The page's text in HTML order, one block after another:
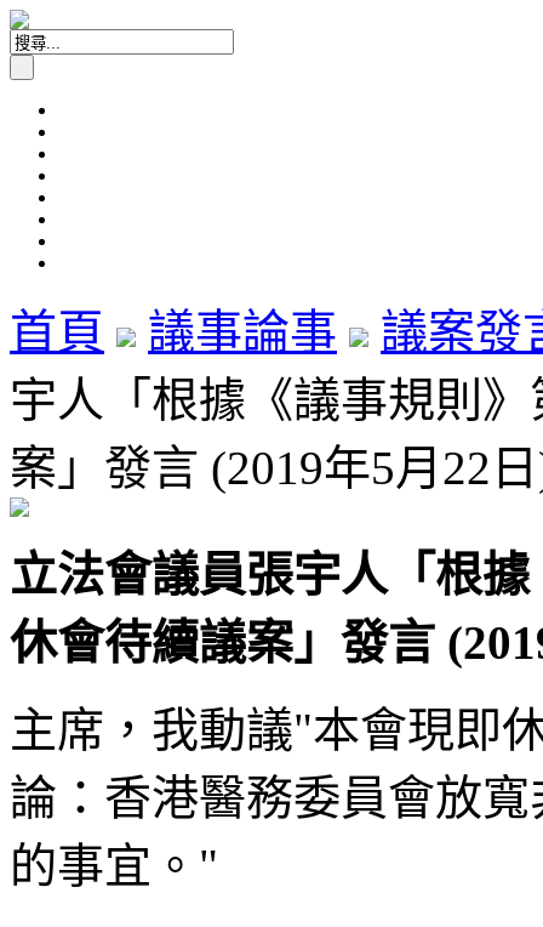
首頁 議事論事
議案發
宇人「根據《議事規則
案」發言 (2019年5月22
立法會議員張宇人「根
休會待續議案」發言
主席，我動議"本會現即
論：香港醫務委員會放
的事宜。"